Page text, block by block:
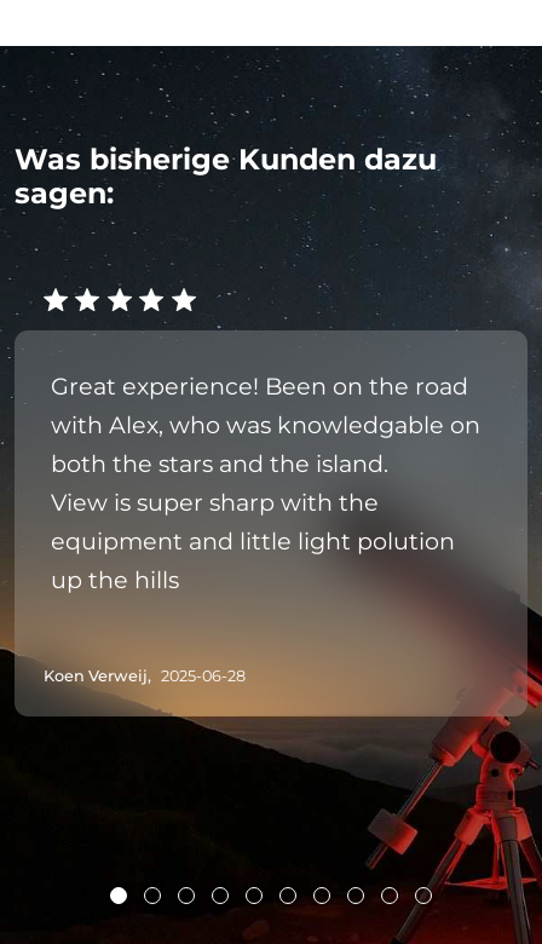
Was bisherige Kunden dazu
sagen:
Great experience! Been on the road
with Alex, who was knowledgable on
both the stars and the island.
View is super sharp with the
equipment and little light polution
up the hills
Koen Verweij, 2025-06-28